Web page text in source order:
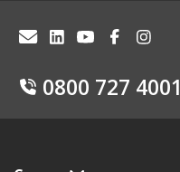
0800 727 4001